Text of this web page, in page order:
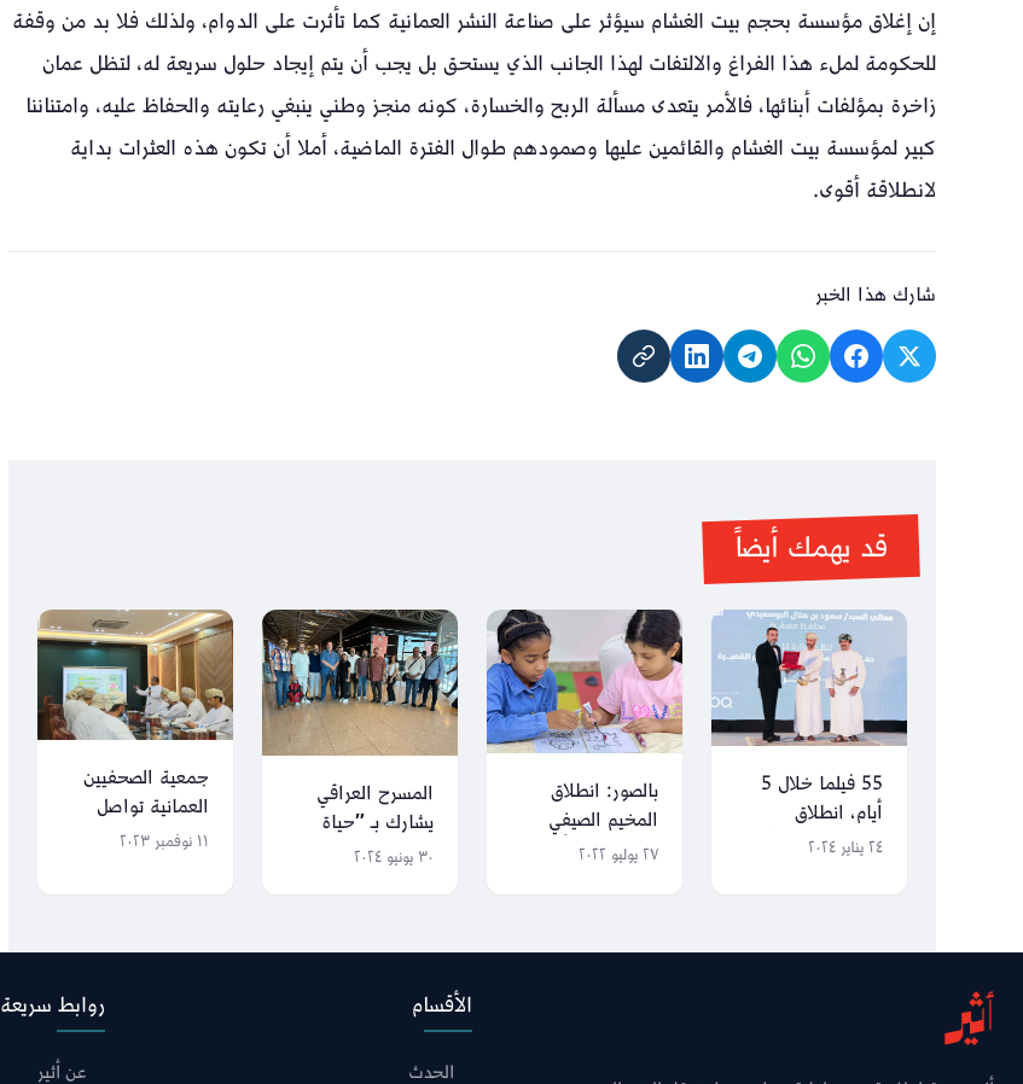
إن إغلاق مؤسسة بحجم بيت الغشام سيؤثر على صناعة النشر العمانية كما تأثرت على الدوام، ولذلك فلا بد من وقفة
للحكومة لملء هذا الفراغ والالتفات لهذا الجانب الذي يستحق بل يجب أن يتم إيجاد حلول سريعة له، لتظل عمان
زاخرة بمؤلفات أبنائها، فالأمر يتعدى مسألة الربح والخسارة، كونه منجز وطني ينبغي رعايته والحفاظ عليه، وامتناننا
كبير لمؤسسة بيت الغشام والقائمين عليها وصمودهم طوال الفترة الماضية، أملا أن تكون هذه العثرات بداية
لانطلاقة أقوى.
شارك هذا الخبر
قد يهمك أيضاً
55 فيلما خلال 5
أيام، انطلاق
مهرجان عين للأفلام
٢٤ يناير ٢٠٢٤
بالصور: انطلاق
المخيم الصيفي
بجمعية المرأة في
٢٧ يوليو ٢٠٢٢
المسرح العراقي
يشارك بـ ″حياة
سعيدة″ في
٣٠ يونيو ٢٠٢٤
جمعية الصحفيين
العمانية تواصل
استعداداتها لتنظيم
بجنوب الشرقية
١١ نوفمبر ٢٠٢٣
الأقسام
الحدث
روابط سريعة
عن أثير